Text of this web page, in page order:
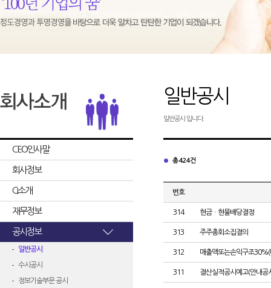
CEO인사말
회사정보
CI소개
재무정보
공시정보
일반공시
수시공시
정보기술부문 공시
일반공시
일반공시 입니다.
총 424건
번호
314 현금ㆍ현물배당결정
313 주주총회소집결의
312 매출액또는손익구조
311 결산실적공시예고(안내공